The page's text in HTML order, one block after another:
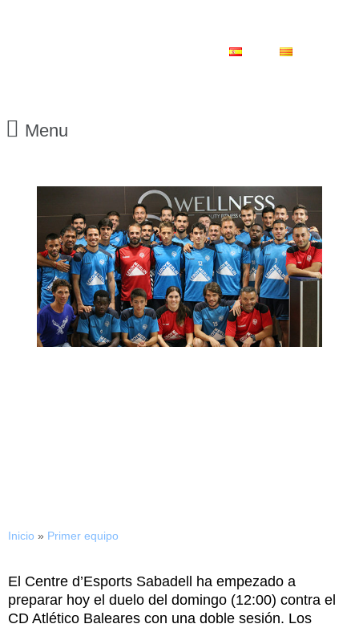
Menu
Inicio » Primer equipo
El Centre d’Esports Sabadell ha empezado a
preparar hoy el duelo del domingo (12:00) contra el
CD Atlético Baleares con una doble sesión. Los